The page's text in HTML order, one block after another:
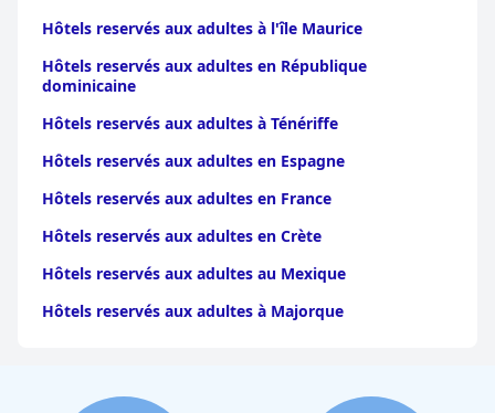
Hôtels reservés aux adultes à l'île Maurice
Hôtels reservés aux adultes en République
dominicaine
Hôtels reservés aux adultes à Ténériffe
Hôtels reservés aux adultes en Espagne
Hôtels reservés aux adultes en France
Hôtels reservés aux adultes en Crète
Hôtels reservés aux adultes au Mexique
Hôtels reservés aux adultes à Majorque